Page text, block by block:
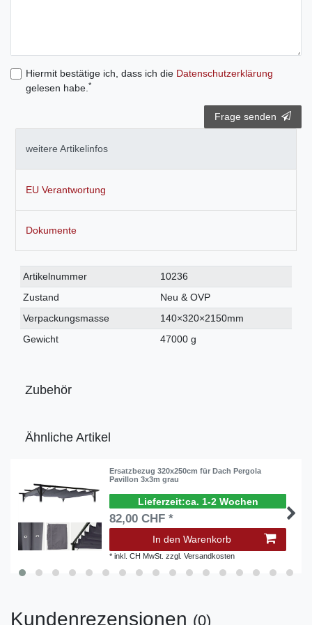
Hiermit bestätige ich, dass ich die Daten­schutz­erklärung
gelesen habe. *
Frage senden
weitere Artikelinfos
EU Verantwortung
Dokumente
Technisches
Merkmal
Wert
Artikelnummer
10236
Zustand
Neu & OVP
Verpackungsmasse
140×320×2150mm
Gewicht
47000 g
Zubehör
Ähnliche Artikel
Ersatzbezug 320x250cm für Dach Pergola
Pavillon 3x3m grau
ca. 1-2 Wochen
82,00 CHF *
In den Warenkorb
*inkl. CH MwSt. zzgl.Versandkosten
Kundenrezensionen (0)